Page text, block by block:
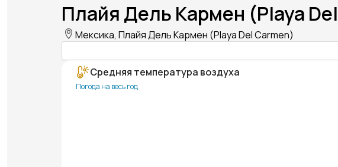
Плайя Дель Кармен (Playa
Мексика, Плайя Дель Кармен (Playa Del Carmen)
Средняя температура воздуха
Погода на весь год